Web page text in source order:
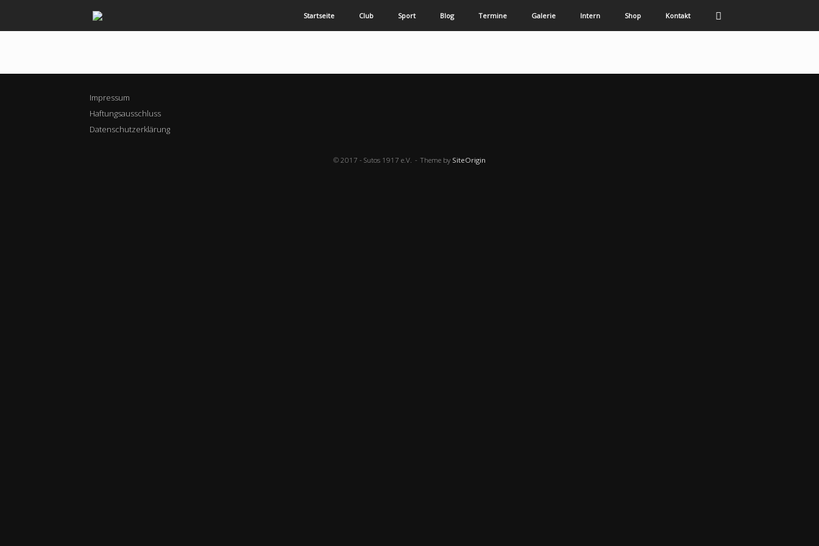
Startseite Club Sport Blog Termine Galerie Intern Shop Kontakt
Impressum
Haftungsausschluss
Datenschutzerklärung
© 2017 - Sutos 1917 e.V. Theme by SiteOrigin